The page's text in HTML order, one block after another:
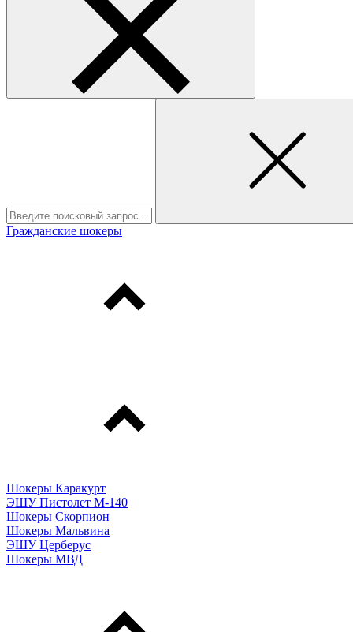
Гражданские шокеры
Шокеры Каракурт
ЭШУ Пистолет М-140
Шокеры Скорпион
Шокеры Мальвина
ЭШУ Церберус
Шокеры МВД